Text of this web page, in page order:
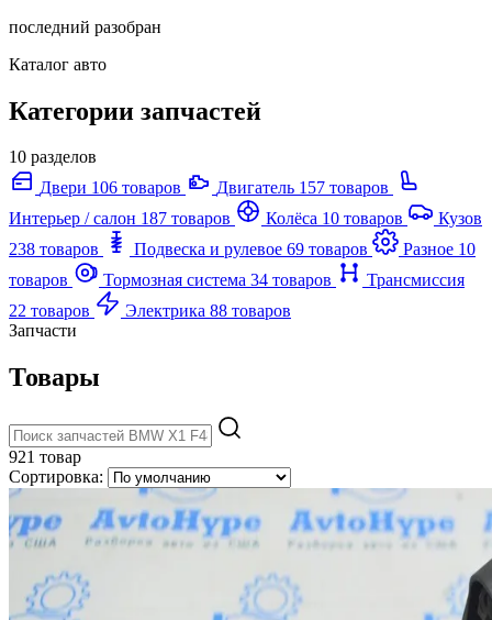
последний разобран
Каталог авто
Категории запчастей
10 разделов
Двери 106 товаров Двигатель 157 товаров
Интерьер / салон 187 товаров Колёса 10 товаров
Кузов
238 товаров
Подвеска и рулевое 69 товаров Разное 10
товаров
Тормозная система 34 товаров
Трансмиссия
22 товаров
Электрика 88 товаров
Запчасти
Товары
921 товар
Сортировка: